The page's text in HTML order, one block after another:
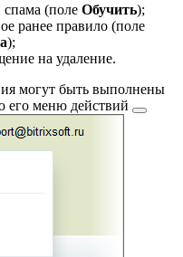
спама (поле Обучить);
ранее правило (поле
);
на удаление.
могут быть выполнены
его меню действий